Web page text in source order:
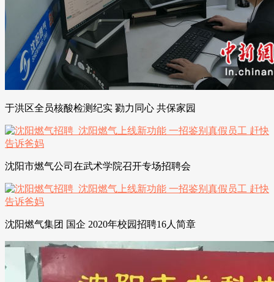
于洪区全员核酸检测纪实 勠力同心 共保家园
沈阳市燃气公司在武术学院召开专场招聘会
沈阳燃气集团 国企 2020年校园招聘16人简章